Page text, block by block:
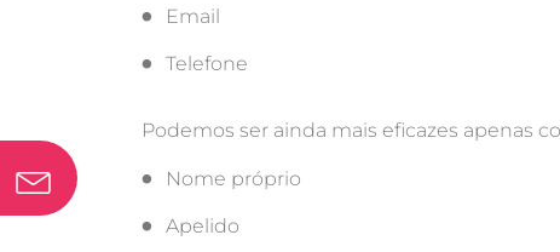
Email
Telefone
Podemos ser ainda mais eficazes apenas
Nome próprio
Apelido